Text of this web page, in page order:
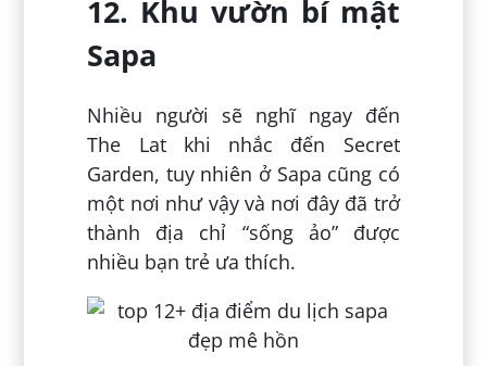
12. Khu vườn bí mật
Sapa
Nhiều người sẽ nghĩ ngay đến
The Lat khi nhắc đến Secret
Garden, tuy nhiên ở Sapa cũng có
một nơi như vậy và nơi đây đã trở
thành địa chỉ “sống ảo” được
nhiều bạn trẻ ưa thích.